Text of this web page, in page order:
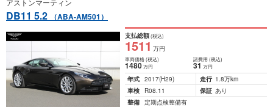
アストンマーティン
DB11 5.2 （ABA-AM501）
支払総額(税込)
1511 万円
車両価格(税込)
1480万円
諸費用 (税込)
31 万円
年式 2017(H29) 走行 1.8万km
車検
R08.11 保証 あり
整備 定期点検整備有